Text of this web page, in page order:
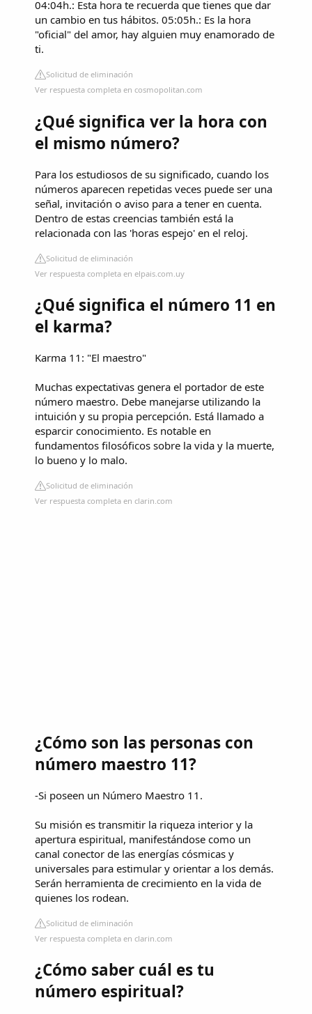
04:04h.: Esta hora te recuerda que tienes que dar
un cambio en tus hábitos. 05:05h.: Es la hora
"oficial" del amor, hay alguien muy enamorado de
ti.
Solicitud de eliminación
Ver respuesta completa en cosmopolitan.com
¿Qué significa ver la hora con
el mismo número?
Para los estudiosos de su significado, cuando los
números aparecen repetidas veces puede ser una
señal, invitación o aviso para a tener en cuenta.
Dentro de estas creencias también está la
relacionada con las 'horas espejo' en el reloj.
Solicitud de eliminación
Ver respuesta completa en elpais.com.uy
¿Qué significa el número 11 en
el karma?
Karma 11: "El maestro"
Muchas expectativas genera el portador de este
número maestro. Debe manejarse utilizando la
intuición y su propia percepción. Está llamado a
esparcir conocimiento. Es notable en
fundamentos filosóficos sobre la vida y la muerte,
lo bueno y lo malo.
Solicitud de eliminación
Ver respuesta completa en clarin.com
¿Cómo son las personas con
número maestro 11?
-Si poseen un Número Maestro 11.
Su misión es transmitir la riqueza interior y la
apertura espiritual, manifestándose como un
canal conector de las energías cósmicas y
universales para estimular y orientar a los demás.
Serán herramienta de crecimiento en la vida de
quienes los rodean.
Solicitud de eliminación
Ver respuesta completa en clarin.com
¿Cómo saber cuál es tu
número espiritual?